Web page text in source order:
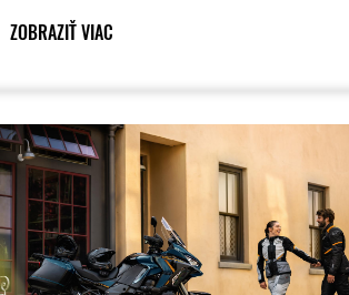
THE APP MOTORCYCLE“
ponúka jazdcom možnosť ovládať
funkcie.
ZOBRAZIŤ VIAC